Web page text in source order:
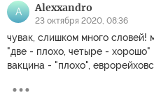
A Alexxandro
23 октября 2020, 08:36
чувак, слишком много словей!
"две - плохо, четыре - хорошо"
вакцина - "плохо",